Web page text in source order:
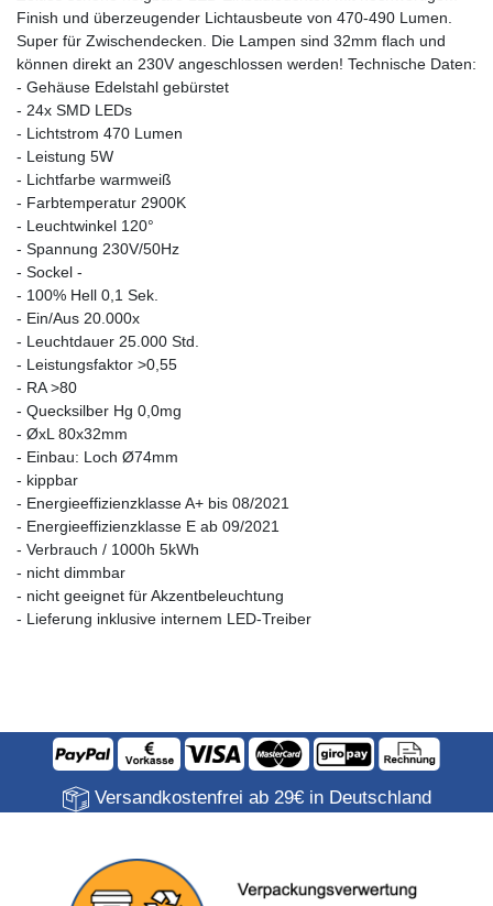
Finish und überzeugender Lichtausbeute von 470-490 Lumen.
Super für Zwischendecken. Die Lampen sind 32mm flach und
können direkt an 230V angeschlossen werden! Technische Daten:
- Gehäuse Edelstahl gebürstet
- 24x SMD LEDs
- Lichtstrom 470 Lumen
- Leistung 5W
- Lichtfarbe warmweiß
- Farbtemperatur 2900K
- Leuchtwinkel 120°
- Spannung 230V/50Hz
- Sockel -
- 100% Hell 0,1 Sek.
- Ein/Aus 20.000x
- Leuchtdauer 25.000 Std.
- Leistungsfaktor >0,55
- RA >80
- Quecksilber Hg 0,0mg
- ØxL 80x32mm
- Einbau: Loch Ø74mm
- kippbar
- Energieeffizienzklasse A+ bis 08/2021
- Energieeffizienzklasse E ab 09/2021
- Verbrauch / 1000h 5kWh
- nicht dimmbar
- nicht geeignet für Akzentbeleuchtung
- Lieferung inklusive internem LED-Treiber
Versandkostenfrei ab 29€ in Deutschland